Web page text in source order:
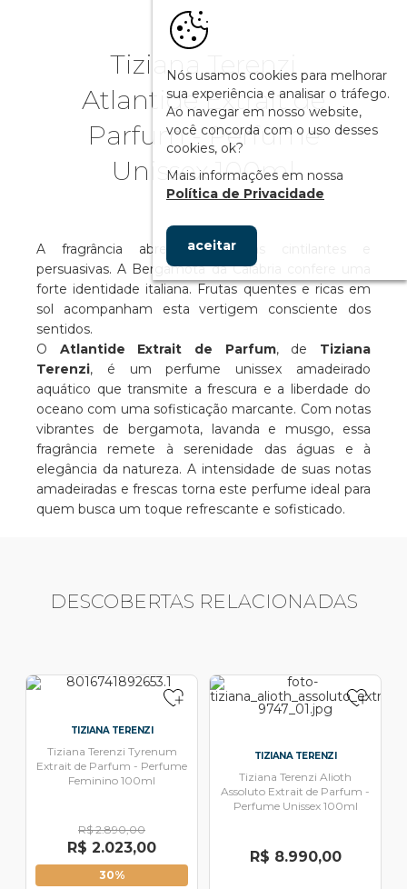
Tiziana Terenzi
Atlantide Extrait de
Parfum - Perfume
Unissex 100ml
A fragrância abre com notas cintilantes e
persuasivas. A Bergamota da Calábria confere uma
forte identidade italiana. Frutas quentes e ricas em
sol acompanham esta vertigem consciente dos
sentidos.
O Atlantide Extrait de Parfum, de Tiziana
Terenzi, é um perfume unissex amadeirado
aquático que transmite a frescura e a liberdade do
oceano com uma sofisticação marcante. Com notas
vibrantes de bergamota, lavanda e musgo, essa
fragrância remete à serenidade das águas e à
elegância da natureza. A intensidade de suas notas
amadeiradas e frescas torna este perfume ideal para
quem busca um toque refrescante e sofisticado.
DESCOBERTAS RELACIONADAS
TIZIANA TERENZI
Tiziana Terenzi Tyrenum
Extrait de Parfum - Perfume
Feminino 100ml
R$ 2.890,00
R$ 2.023,00
30%
TIZIANA TERENZI
Tiziana Terenzi Alioth
Assoluto Extrait de Parfum -
Perfume Unissex 100ml
R$ 8.990,00
Nós usamos cookies para melhorar
sua experiência e analisar o tráfego.
Ao navegar em nosso website,
você concorda com o uso desses
cookies, ok?
Mais informações em nossa
Política de Privacidade
aceitar